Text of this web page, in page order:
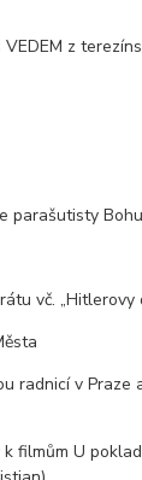
z
parašutisty
vč. „Hitlerovy
radnicí v Praze
filmům U